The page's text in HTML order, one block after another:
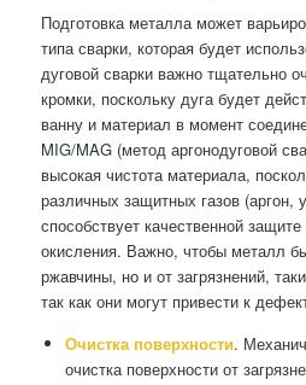
Подготовка металла может
типа сварки, которая будет
дуговой сварки важно тщательно
кромки, поскольку дуга будет
ванну и материал в момент
MIG/MAG (метод аргонодуговой
высокая чистота материала,
различных защитных газов (аргон,
способствует качественной
окисления. Важно, чтобы металл
ржавчины, но и от загрязнений,
так как они могут привести к
Очистка поверхности.
очистка поверхности от